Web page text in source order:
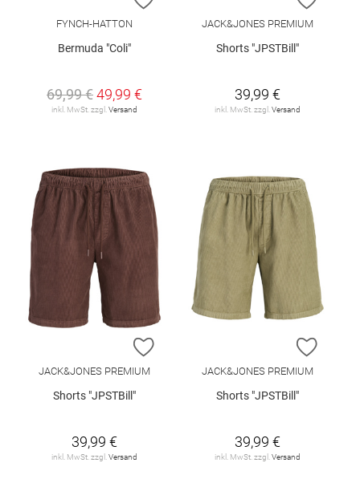
FYNCH-HATTON
Bermuda "Coli"
69,99 €49,99 €
inkl. MwSt. zzgl. Versand
JACK&JONES PREMIUM
Shorts "JPSTBill"
39,99 €
inkl. MwSt. zzgl. Versand
ZUR WUNSCHLISTE HINZUFÜGEN
JACK&JONES PREMIUM
Shorts "JPSTBill"
39,99 €
inkl. MwSt. zzgl. Versand
ZUR
JACK&JONES PREMIUM
Shorts "JPSTBill"
39,99 €
inkl. MwSt. zzgl. Versand